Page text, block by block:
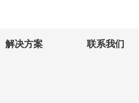
解决方案 联系我们